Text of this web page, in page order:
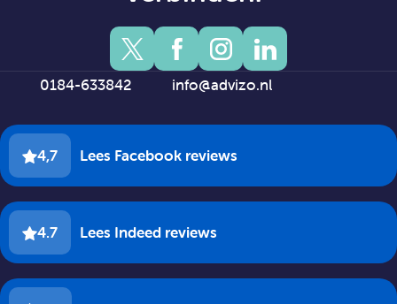
0184-633842 info@advizo.nl
4,7 Lees Facebook reviews
4.7 Lees Indeed reviews